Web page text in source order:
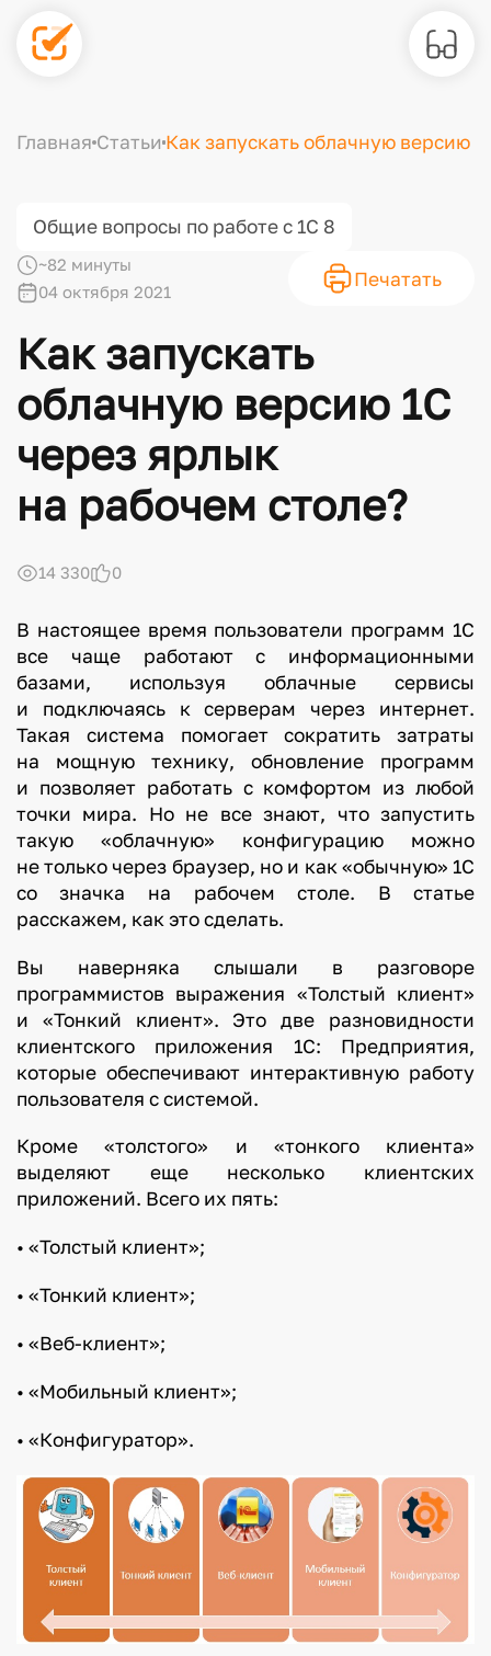
Главная Статьи Как запускать облачную версию
Общие вопросы по работе с 1С 8
~82 минуты
04 октября 2021
Печатать
Как запускать
облачную версию 1С
через ярлык
на рабочем столе?
14 330 0
В настоящее время пользователи программ 1С
все чаще работают с информационными
базами, используя облачные сервисы
и подключаясь к серверам через интернет.
Такая система помогает сократить затраты
на мощную технику, обновление программ
и позволяет работать с комфортом из любой
точки мира. Но не все знают, что запустить
такую «облачную» конфигурацию можно
не только через браузер, но и как «обычную» 1С
со значка на рабочем столе. В статье
расскажем, как это сделать.
Вы наверняка слышали в разговоре
программистов выражения «Толстый клиент»
и «Тонкий клиент». Это две разновидности
клиентского приложения 1С: Предприятия,
которые обеспечивают интерактивную работу
пользователя с системой.
Кроме «толстого» и «тонкого клиента»
выделяют еще несколько клиентских
приложений. Всего их пять:
• «Толстый клиент»;
• «Тонкий клиент»;
• «Веб-клиент»;
• «Мобильный клиент»;
• «Конфигуратор».